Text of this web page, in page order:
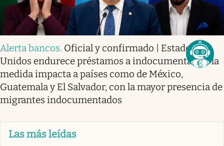
Alerta bancos. Oficial y confirmado | Estados
Unidos endurece préstamos a indocumentados: la
medida impacta a países como de México,
Guatemala y El Salvador, con la mayor presencia de
migrantes indocumentados
Las más leídas